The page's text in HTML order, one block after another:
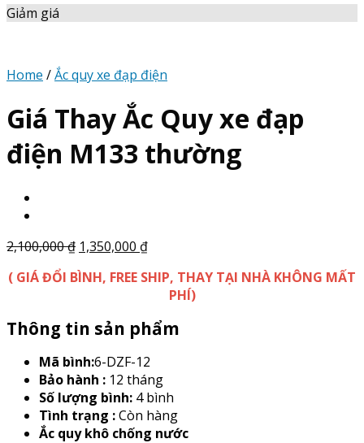
Giảm giá
Home /Ắc quy xe đạp điện
Giá Thay Ắc Quy xe đạp
điện M133 thường
2,100,000₫ 1,350,000 ₫
( GIÁ ĐỔI BÌNH, FREE SHIP, THAY TẠI NHÀ KHÔNG MẤT
PHÍ)
Thông tin sản phẩm
Mã bình:6-DZF-12
Bảo hành : 12 tháng
Số lượng bình: 4 bình
Tình trạng :Còn hàng
Ắc quy khô chống nước